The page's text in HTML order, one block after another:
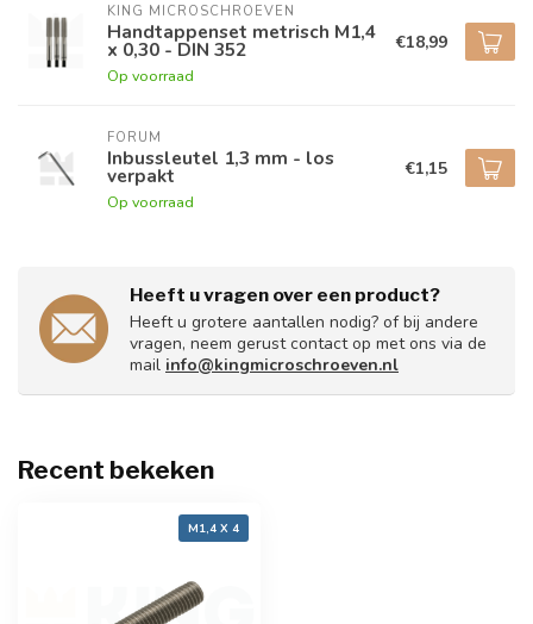
KING MICROSCHROEVEN
Handtappenset metrisch M1,4
x 0,30 - DIN 352
Op voorraad
€18,99
FORUM
Inbussleutel 1,3 mm - los
verpakt
Op voorraad
€1,15
Heeft u vragen over een product?
Heeft u grotere aantallen nodig? of bij andere
vragen, neem gerust contact op met ons via de
mail info@kingmicroschroeven.nl
Recent bekeken
M1,4 X 4